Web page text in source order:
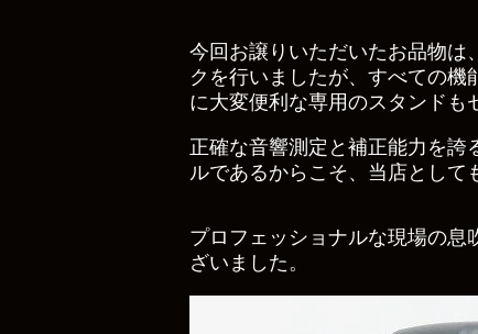
今回お譲りいただいたお品物は
クを行いましたが、すべての
に大変便利な専用のスタンドも
正確な音響測定と補正能力を
ルであるからこそ、当店として
プロフェッショナルな現場の
ざいました。